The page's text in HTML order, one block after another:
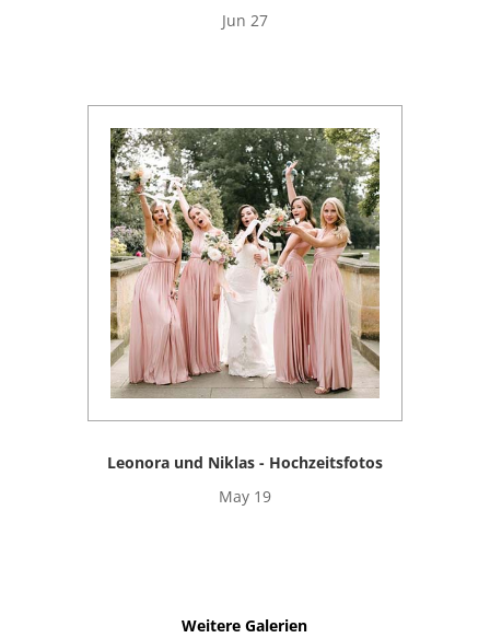
Jun 27
Leonora und Niklas - Hochzeitsfotos
May 19
Weitere Galerien